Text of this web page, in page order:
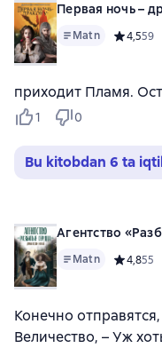
Первая ночь –
Matn Средний
4,559
приходит Пламя.
1 0
Bu kitobdan 6 ta
Агентство
Matn Средний
4,855
Конечно
Величество, – Уж